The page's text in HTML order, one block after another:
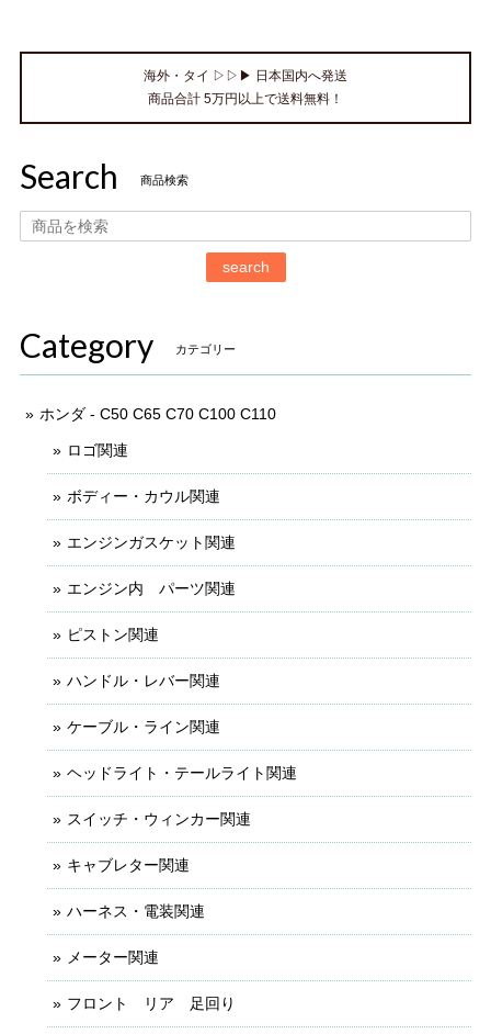
海外・タイ ▷▷▶ 日本国内へ発送
商品合計 5万円以上で送料無料！
Search 商品検索
search
Category カテゴリー
ホンダ - C50 C65 C70 C100 C110
ロゴ関連
ボディー・カウル関連
エンジンガスケット関連
エンジン内 パーツ関連
ピストン関連
ハンドル・レバー関連
ケーブル・ライン関連
ヘッドライト・テールライト関連
スイッチ・ウィンカー関連
キャブレター関連
ハーネス・電装関連
メーター関連
フロント リア 足回り